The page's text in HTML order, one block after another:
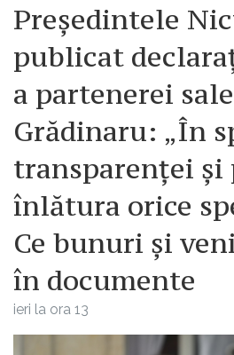
Președintele
publicat
a partenerei
Grădinaru: „În
transparenței și
înlătura orice
Ce bunuri și
în documente
ieri la ora 13